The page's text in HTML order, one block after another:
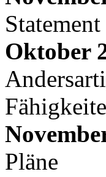
Oktober
Pläne